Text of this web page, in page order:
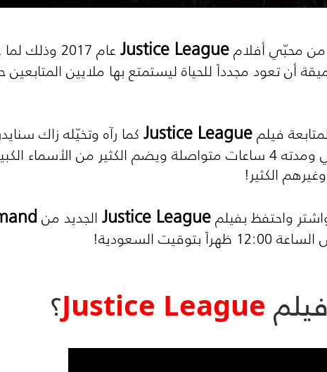
من محبّي أفلامJustice League عام 2017
أن تعود مجدداً للحياة ليستمتع بها ملايين المتابعين
فيلمJustice Leagueكما رآه وتخيّله زاك
أن الفيلم يندرج في فئة أفلام الأكشن والخيال العلمي ومدته 4 ساعات متواصلة ويضم الكثير من
وغيرهم الكثير!
واشترِ واحتفظ بفيلمJustice Leagueالجديد من
Justice League؟